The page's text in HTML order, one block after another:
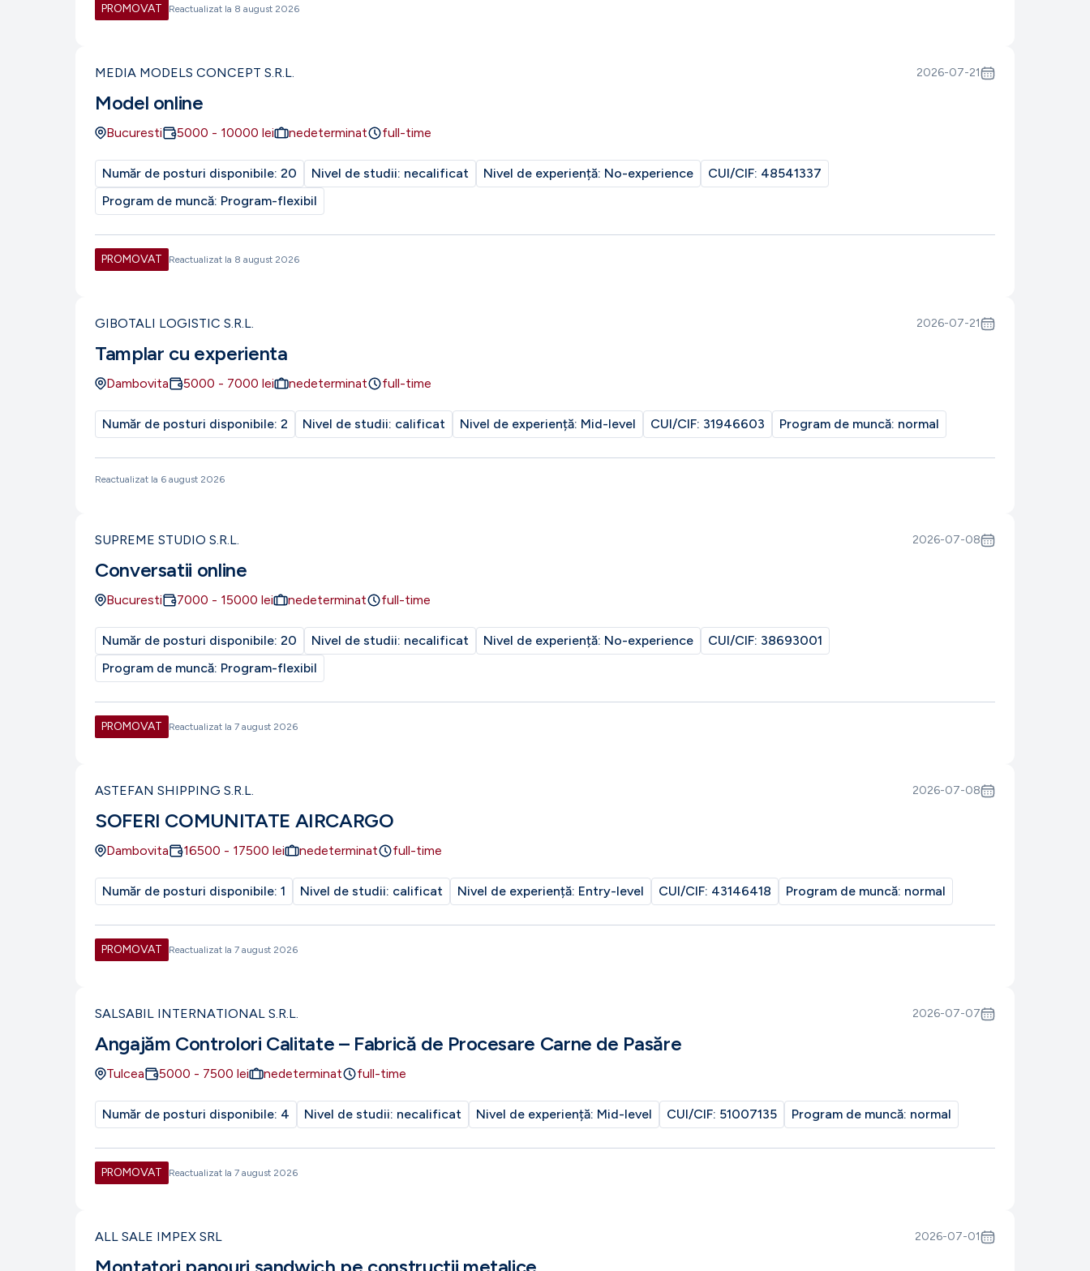
PROMOVAT Reactualizat la 8 august 2026
MEDIA MODELS CONCEPT S.R.L. 2026-07-21
Model online
Bucuresti 5000 - 10000 lei nedeterminat full-time
Număr de posturi disponibile: 20 Nivel de studii: necalificat Nivel de experiență: No-experience CUI/CIF: 48541337
Program de muncă: Program-flexibil
PROMOVAT Reactualizat la 8 august 2026
GIBOTALI LOGISTIC S.R.L. 2026-07-21
Tamplar cu experienta
Dambovita 5000 - 7000 lei nedeterminat full-time
Număr de posturi disponibile: 2 Nivel de studii: calificat Nivel de experiență: Mid-level CUI/CIF: 31946603 Program de muncă: normal
Reactualizat la 6 august 2026
SUPREME STUDIO S.R.L. 2026-07-08
Conversatii online
Bucuresti 7000 - 15000 lei nedeterminat full-time
Număr de posturi disponibile: 20 Nivel de studii: necalificat Nivel de experiență: No-experience CUI/CIF: 38693001
Program de muncă: Program-flexibil
PROMOVAT Reactualizat la 7 august 2026
ASTEFAN SHIPPING S.R.L. 2026-07-08
SOFERI COMUNITATE AIRCARGO
Dambovita 16500 - 17500 lei nedeterminat full-time
Număr de posturi disponibile: 1 Nivel de studii: calificat Nivel de experiență: Entry-level CUI/CIF: 43146418 Program de muncă: normal
PROMOVAT Reactualizat la 7 august 2026
SALSABIL INTERNATIONAL S.R.L. 2026-07-07
Angajăm Controlori Calitate – Fabrică de Procesare Carne de Pasăre
Tulcea 5000 - 7500 lei nedeterminat full-time
Număr de posturi disponibile: 4 Nivel de studii: necalificat Nivel de experiență: Mid-level CUI/CIF: 51007135 Program de muncă: normal
PROMOVAT Reactualizat la 7 august 2026
ALL SALE IMPEX SRL 2026-07-01